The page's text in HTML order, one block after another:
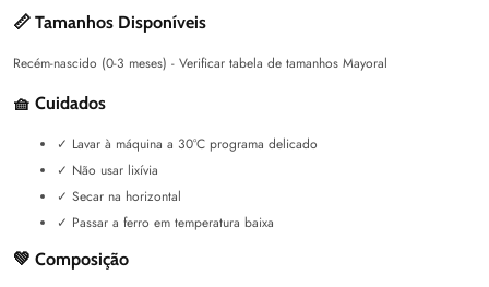
📏 Tamanhos Disponíveis
Recém-nascido (0-3 meses) - Verificar tabela de tamanhos Mayoral
🧺 Cuidados
✓ Lavar à máquina a 30°C programa delicado
✓ Não usar lixívia
✓ Secar na horizontal
✓ Passar a ferro em temperatura baixa
💚 Composição